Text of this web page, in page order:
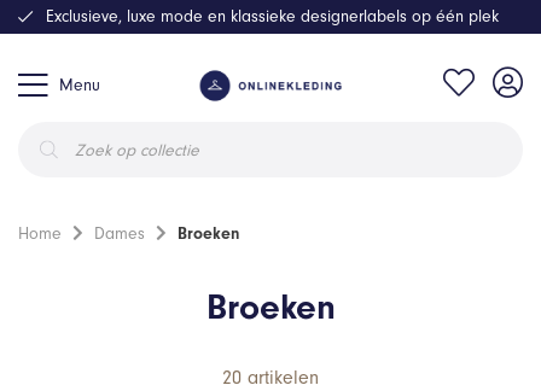
Menu
zoeken
Exclusieve, luxe mode en klassieke designerlabels op één plek
Home Dames Broeken
Broeken
20 artikelen